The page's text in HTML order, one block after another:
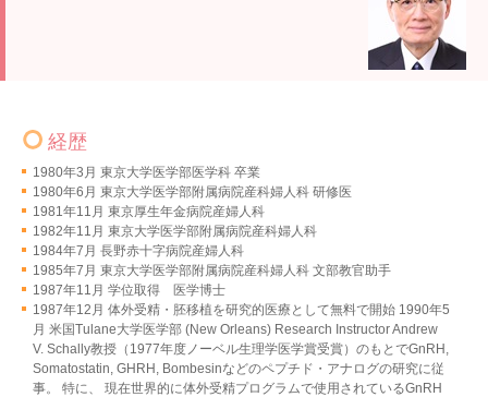
経歴
1980年3月 東京大学医学部医学科 卒業
1980年6月 東京大学医学部附属病院産科婦人科 研修医
1981年11月 東京厚生年金病院産婦人科
1982年11月 東京大学医学部附属病院産科婦人科
1984年7月 長野赤十字病院産婦人科
1985年7月 東京大学医学部附属病院産科婦人科 文部教官助手
1987年11月 学位取得 医学博士
1987年12月 体外受精・胚移植を研究的医療として無料で開始 1990年5
月 米国Tulane大学医学部 (New Orleans) Research Instructor Andrew
V. Schally教授（1977年度ノーベル生理学医学賞受賞）のもとでGnRH,
Somatostatin, GHRH, Bombesinなどのペプチド・アナログの研究に従
事。 特に、 現在世界的に体外受精プログラムで使用されているGnRH